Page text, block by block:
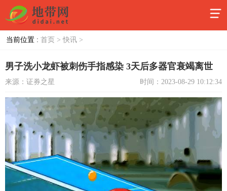
当前位置 : 首页 >快讯 >
男子洗小龙虾被刺伤手指感染 3天后多器官衰竭离世
来源：证券之星 时间：2023-08-29 10:12:34